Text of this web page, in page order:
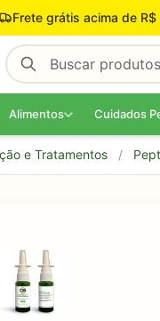
Frete grátis acima de
Alimentos Cuidados
e Tratamentos /